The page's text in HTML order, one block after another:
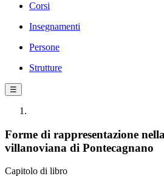
Corsi
Insegnamenti
Persone
Strutture
☰
Forme di rappresentazione
villanoviana di Pontecagnano
Capitolo di libro